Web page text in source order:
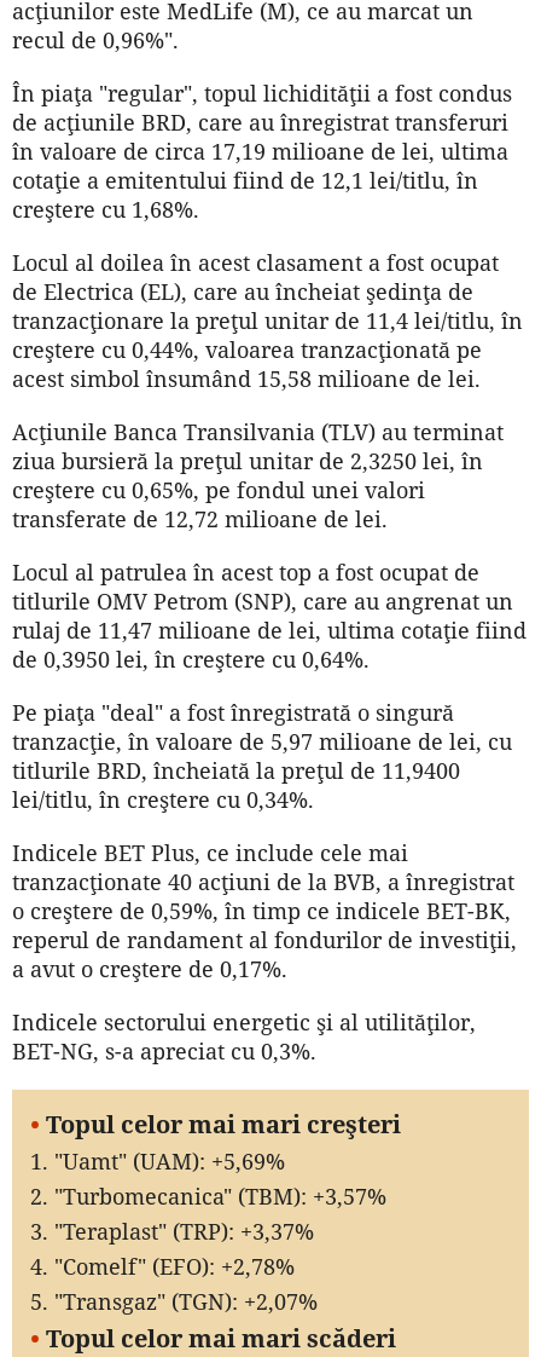
acţiunilor este MedLife (M), ce au marcat un
recul de 0,96%".
În piaţa "regular", topul lichidităţii a fost condus
de acţiunile BRD, care au înregistrat transferuri
în valoare de circa 17,19 milioane de lei, ultima
cotaţie a emitentului fiind de 12,1 lei/titlu, în
creştere cu 1,68%.
Locul al doilea în acest clasament a fost ocupat
de Electrica (EL), care au încheiat şedinţa de
tranzacţionare la preţul unitar de 11,4 lei/titlu, în
creştere cu 0,44%, valoarea tranzacţionată pe
acest simbol însumând 15,58 milioane de lei.
Acţiunile Banca Transilvania (TLV) au terminat
ziua bursieră la preţul unitar de 2,3250 lei, în
creştere cu 0,65%, pe fondul unei valori
transferate de 12,72 milioane de lei.
Locul al patrulea în acest top a fost ocupat de
titlurile OMV Petrom (SNP), care au angrenat un
rulaj de 11,47 milioane de lei, ultima cotaţie fiind
de 0,3950 lei, în creştere cu 0,64%.
Pe piaţa "deal" a fost înregistrată o singură
tranzacţie, în valoare de 5,97 milioane de lei, cu
titlurile BRD, încheiată la preţul de 11,9400
lei/titlu, în creştere cu 0,34%.
Indicele BET Plus, ce include cele mai
tranzacţionate 40 acţiuni de la BVB, a înregistrat
o creştere de 0,59%, în timp ce indicele BET-BK,
reperul de randament al fondurilor de investiţii,
a avut o creştere de 0,17%.
Indicele sectorului energetic şi al utilităţilor,
BET-NG, s-a apreciat cu 0,3%.
• Topul celor mai mari creşteri
1. "Uamt" (UAM): +5,69%
2. "Turbomecanica" (TBM): +3,57%
3. "Teraplast" (TRP): +3,37%
4. "Comelf" (EFO): +2,78%
5. "Transgaz" (TGN): +2,07%
• Topul celor mai mari scăderi